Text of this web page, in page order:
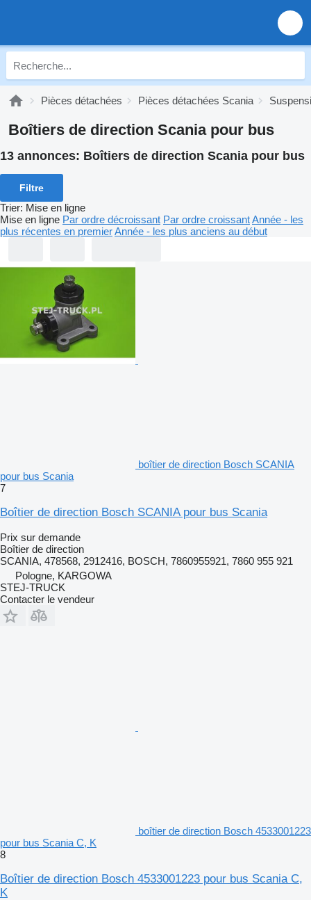
Pièces détachées Pièces détachées Scania
Boîtiers de direction Scania pour bus
13 annonces: Boîtiers de direction Scania pour bus
Filtre
Trier: Mise en ligne
Mise en ligne Par ordre décroissant Par ordre croissantAnnée - les
plus récentes en premierAnnée - les plus anciens au début
boîtier de direction Bosch SCANIA
pour bus Scania
7
Boîtier de direction Bosch SCANIA pour bus Scania
Prix sur demande
Boîtier de direction
SCANIA, 478568, 2912416, BOSCH, 7860955921, 7860 955 921
Pologne, KARGOWA
STEJ-TRUCK
Contacter le vendeur
boîtier de direction Bosch 4533001223
pour bus Scania C, K
8
Boîtier de direction Bosch 4533001223 pour bus Scania C,
K